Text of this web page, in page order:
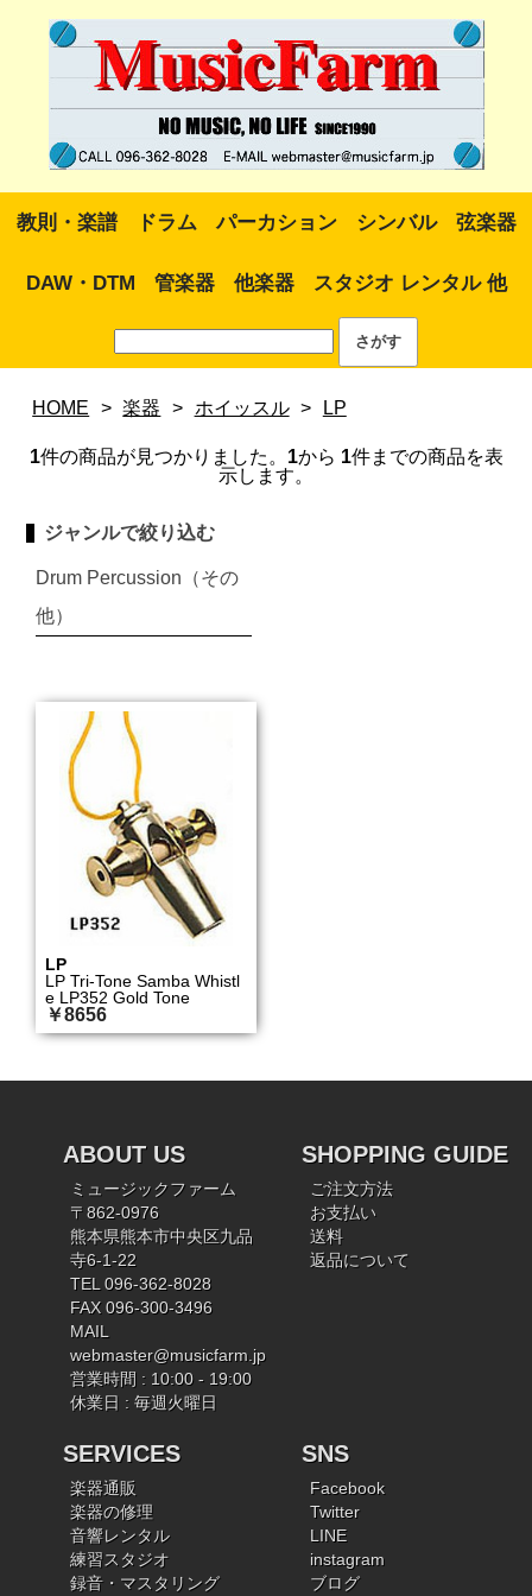
教則・楽譜 ドラム パーカション シンバル 弦楽器
DAW・DTM 管楽器 他楽器 スタジオ レンタル 他
HOME > 楽器 > ホイッスル > LP
1件の商品が見つかりました。 1から 1件までの商品を表
示します。
ジャンルで絞り込む
Drum Percussion（その
他）
LP
LP Tri-Tone Samba Whistl
e LP352 Gold Tone
￥8656
ABOUT US
ミュージックファーム
〒862-0976
熊本県熊本市中央区九品
寺6-1-22
TEL 096-362-8028
FAX 096-300-3496
MAIL
webmaster@musicfarm.jp
営業時間 : 10:00 - 19:00
休業日 : 毎週火曜日
SHOPPING GUIDE
ご注文方法
お支払い
送料
返品について
SERVICES
楽器通販
楽器の修理
音響レンタル
練習スタジオ
録音・マスタリング
SNS
Facebook
Twitter
LINE
instagram
ブログ